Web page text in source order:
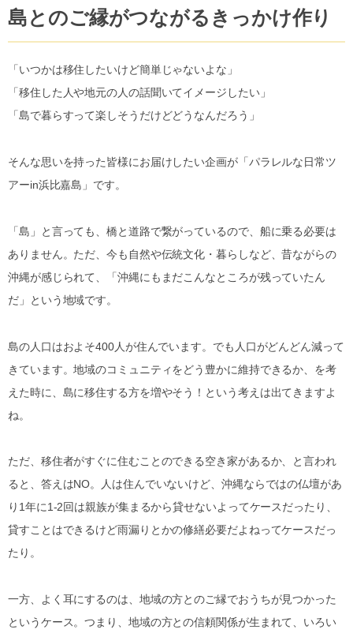
島とのご縁がつながるきっかけ作り
「いつかは移住したいけど簡単じゃないよな」
「移住した人や地元の人の話聞いてイメージしたい」
「島で暮らすって楽しそうだけどどうなんだろう」
そんな思いを持った皆様にお届けしたい企画が「パラレルな日常ツ
アーin浜比嘉島」です。
「島」と言っても、橋と道路で繋がっているので、船に乗る必要は
ありません。ただ、今も自然や伝統文化・暮らしなど、昔ながらの
沖縄が感じられて、「沖縄にもまだこんなところが残っていたん
だ」という地域です。
島の人口はおよそ400人が住んでいます。でも人口がどんどん減って
きています。地域のコミュニティをどう豊かに維持できるか、を考
えた時に、島に移住する方を増やそう！という考えは出てきますよ
ね。
ただ、移住者がすぐに住むことのできる空き家があるか、と言われ
ると、答えはNO。人は住んでいないけど、沖縄ならではの仏壇があ
り1年に1-2回は親族が集まるから貸せないよってケースだったり、
貸すことはできるけど雨漏りとかの修繕必要だよねってケースだっ
たり。
一方、よく耳にするのは、地域の方とのご縁でおうちが見つかった
というケース。つまり、地域の方との信頼関係が生まれて、いろい